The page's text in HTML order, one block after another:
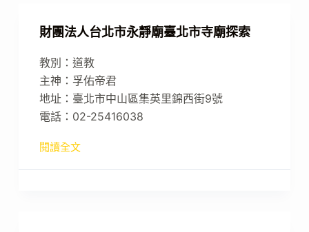
財團法人台北市永靜廟臺北市寺廟探索
教別：道教
主神：孚佑帝君
地址：臺北市中山區集英里錦西街9號
電話：02-25416038
閱讀全文